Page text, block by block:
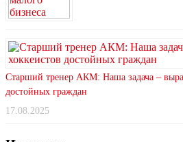
Старший тренер АКМ: Наша задача –
достойных граждан
17.08.2025